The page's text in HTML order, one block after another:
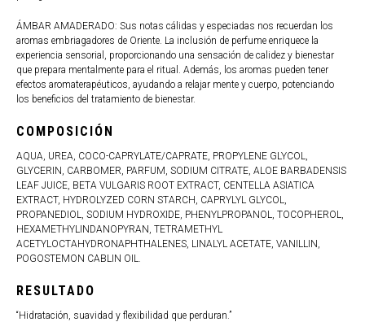
ÁMBAR AMADERADO: Sus notas cálidas y especiadas nos recuerdan los
aromas embriagadores de Oriente. La inclusión de perfume enriquece la
experiencia sensorial, proporcionando una sensación de calidez y bienestar
que prepara mentalmente para el ritual. Además, los aromas pueden tener
efectos aromaterapéuticos, ayudando a relajar mente y cuerpo, potenciando
los beneficios del tratamiento de bienestar.
COMPOSICIÓN
AQUA, UREA, COCO-CAPRYLATE/CAPRATE, PROPYLENE GLYCOL,
GLYCERIN, CARBOMER, PARFUM, SODIUM CITRATE, ALOE BARBADENSIS
LEAF JUICE, BETA VULGARIS ROOT EXTRACT, CENTELLA ASIATICA
EXTRACT, HYDROLYZED CORN STARCH, CAPRYLYL GLYCOL,
PROPANEDIOL, SODIUM HYDROXIDE, PHENYLPROPANOL, TOCOPHEROL,
HEXAMETHYLINDANOPYRAN, TETRAMETHYL
ACETYLOCTAHYDRONAPHTHALENES, LINALYL ACETATE, VANILLIN,
POGOSTEMON CABLIN OIL.
RESULTADO
“Hidratación, suavidad y flexibilidad que perduran.”